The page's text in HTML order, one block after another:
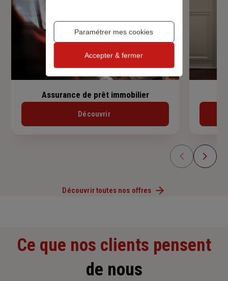
Assurance de prêt immobilier
Découvrir
Découvrir toutes nos offres
Ce que nos clients pensent
de nous
Paramétrer mes cookies
Accepter & fermer